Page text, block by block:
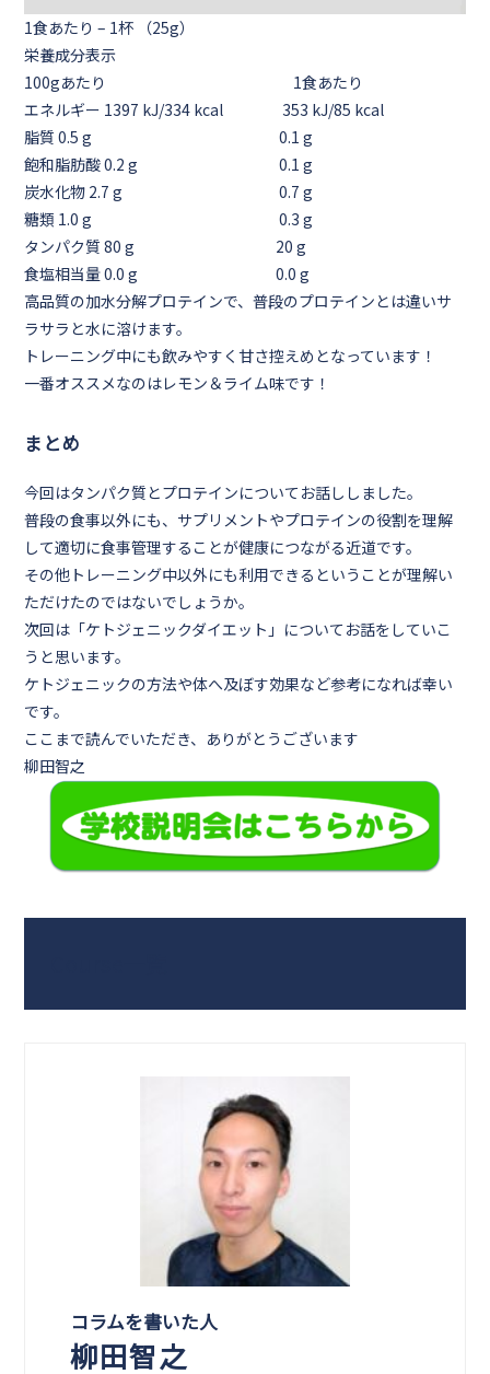
1食あたり – 1杯 （25g）
栄養成分表示
100gあたり 1食あたり
エネルギー 1397 kJ/334 kcal 353 kJ/85 kcal
脂質 0.5 g 0.1 g
飽和脂肪酸 0.2 g 0.1 g
炭水化物 2.7 g 0.7 g
糖類 1.0 g 0.3 g
タンパク質 80 g 20 g
食塩相当量 0.0 g 0.0 g
高品質の加水分解プロテインで、普段のプロテインとは違いサ
ラサラと水に溶けます。
トレーニング中にも飲みやすく甘さ控えめとなっています！
一番オススメなのはレモン＆ライム味です！
まとめ
今回はタンパク質とプロテインについてお話ししました。
普段の食事以外にも、サプリメントやプロテインの役割を理解
して適切に食事管理することが健康につながる近道です。
その他トレーニング中以外にも利用できるということが理解い
ただけたのではないでしょうか。
次回は「ケトジェニックダイエット」についてお話をしていこ
うと思います。
ケトジェニックの方法や体へ及ぼす効果など参考になれば幸い
です。
ここまで読んでいただき、ありがとうございます
柳田智之
コラムを書いた人
柳田智之